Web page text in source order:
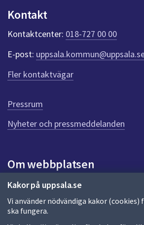
Kakor på uppsala.se
Vi använder nödvändiga kakor
ska fungera.
k
t
e
r
f
ö
r
e
n
n
a
d
a
Kontakt
Kontaktcenter: 018-727 00 00
E-post:
Fler kontaktvägar
Pressrum
Nyheter och pressmeddelanden
Om webbplatsen
Om webbplatsen
Allmänna handlingar och diarium
Behandling av personuppgifter